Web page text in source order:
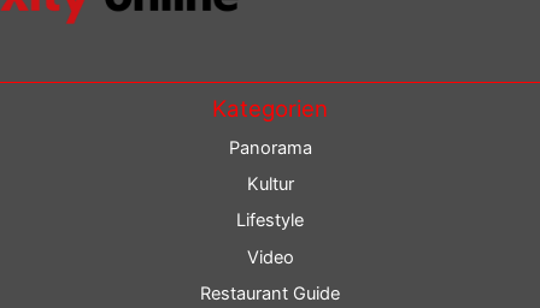
Kategorien
Panorama
Kultur
Lifestyle
Video
Restaurant Guide